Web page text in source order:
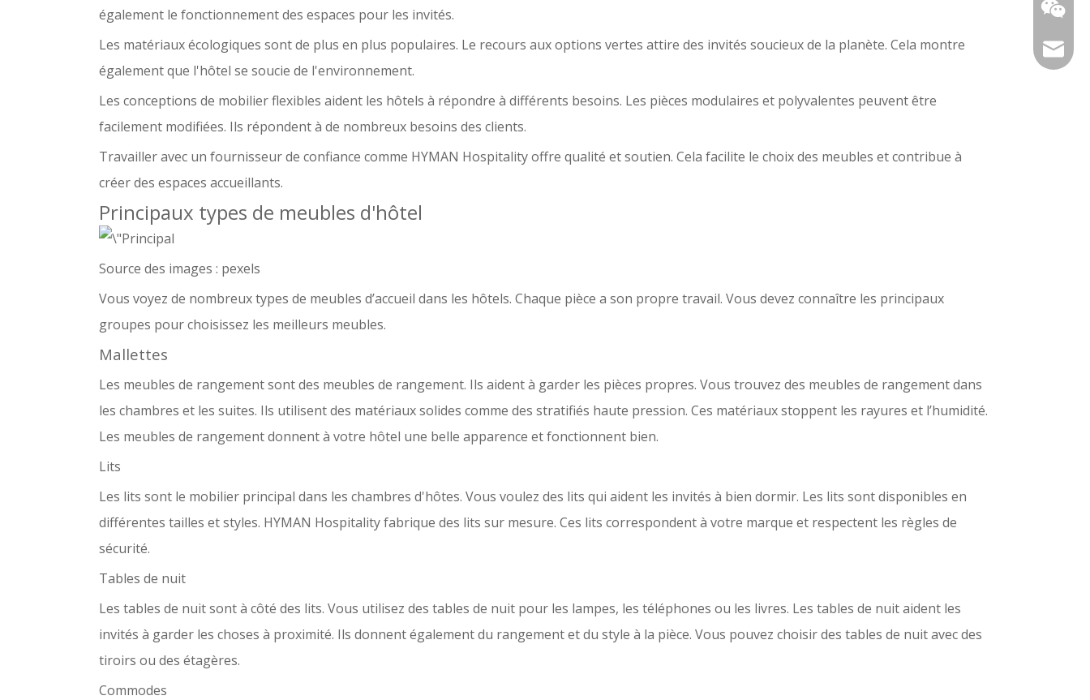
également le fonctionnement des espaces pour les invités.
Les matériaux écologiques sont de plus en plus populaires. Le recours aux options vertes attire des invités soucieux de la planète. Cela montre
également que l'hôtel se soucie de l'environnement.
Les conceptions de mobilier flexibles aident les hôtels à répondre à différents besoins. Les pièces modulaires et polyvalentes peuvent être
facilement modifiées. Ils répondent à de nombreux besoins des clients.
Travailler avec un fournisseur de confiance comme HYMAN Hospitality offre qualité et soutien. Cela facilite le choix des meubles et contribue à
créer des espaces accueillants.
Principaux types de meubles d'hôtel
Source des images : pexels
Vous voyez de nombreux types de meubles d’accueil dans les hôtels. Chaque pièce a son propre travail. Vous devez connaître les principaux
groupes pourchoisissez les meilleurs meubles.
Mallettes
Les meubles de rangement sont des meubles de rangement. Ils aident à garder les pièces propres. Vous trouvez des meubles de rangement dans
les chambres et les suites. Ils utilisent des matériaux solides comme des stratifiés haute pression. Ces matériaux stoppent les rayures et l’humidité.
Les meubles de rangement donnent à votre hôtel une belle apparence et fonctionnent bien.
Lits
Les lits sont le mobilier principal dans les chambres d'hôtes. Vous voulez des lits qui aident les invités à bien dormir. Les lits sont disponibles en
différentes tailles et styles. HYMAN Hospitality fabrique des lits sur mesure. Ces lits correspondent à votre marque et respectent les règles de
sécurité.
Tables de nuit
Les tables de nuit sont à côté des lits. Vous utilisez des tables de nuit pour les lampes, les téléphones ou les livres. Les tables de nuit aident les
invités à garder les choses à proximité. Ils donnent également du rangement et du style à la pièce. Vous pouvez choisir des tables de nuit avec des
tiroirs ou des étagères.
Commodes